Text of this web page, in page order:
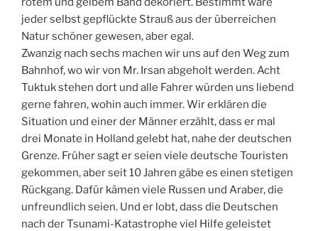
jeder selbst gepflückte Strauß aus der überreichen
Natur schöner gewesen, aber egal.
Zwanzig nach sechs machen wir uns auf den Weg zum
Bahnhof, wo wir von Mr. Irsan abgeholt werden. Acht
Tuktuk stehen dort und alle Fahrer würden uns liebend
gerne fahren, wohin auch immer. Wir erklären die
Situation und einer der Männer erzählt, dass er mal
drei Monate in Holland gelebt hat, nahe der deutschen
Grenze. Früher sagt er seien viele deutsche Touristen
gekommen, aber seit 10 Jahren gäbe es einen stetigen
Rückgang. Dafür kämen viele Russen und Araber, die
unfreundlich seien. Und er lobt, dass die Deutschen
nach der Tsunami-Katastrophe viel Hilfe geleistet